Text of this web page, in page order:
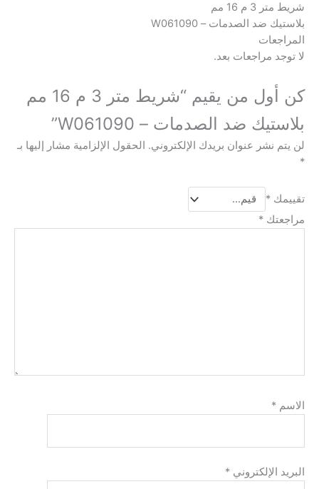
شريط متر 3 م 16 مم
بلاستيك ضد الصدمات – W061090
المراجعات
لا توجد مراجعات بعد.
كن أول من يقيم “شريط متر 3 م 16 مم
بلاستيك ضد الصدمات – W061090”
لن يتم نشر عنوان بريدك الإلكتروني. الحقول الإلزامية مشار إليها بـ
*
تقييمك *
مراجعتك *
الاسم *
البريد الإلكتروني *